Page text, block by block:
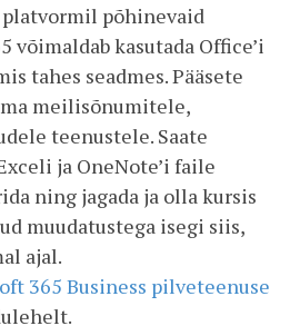
põhinevaid
võimaldab kasutada Office’i
tahes seadmes. Pääsete
meilisõnumitele,
teenustele. Saate
ja OneNote’i faile
ning jagada ja olla kursis
muudatustega isegi siis,
ajal.
365 Business pilveteenuse